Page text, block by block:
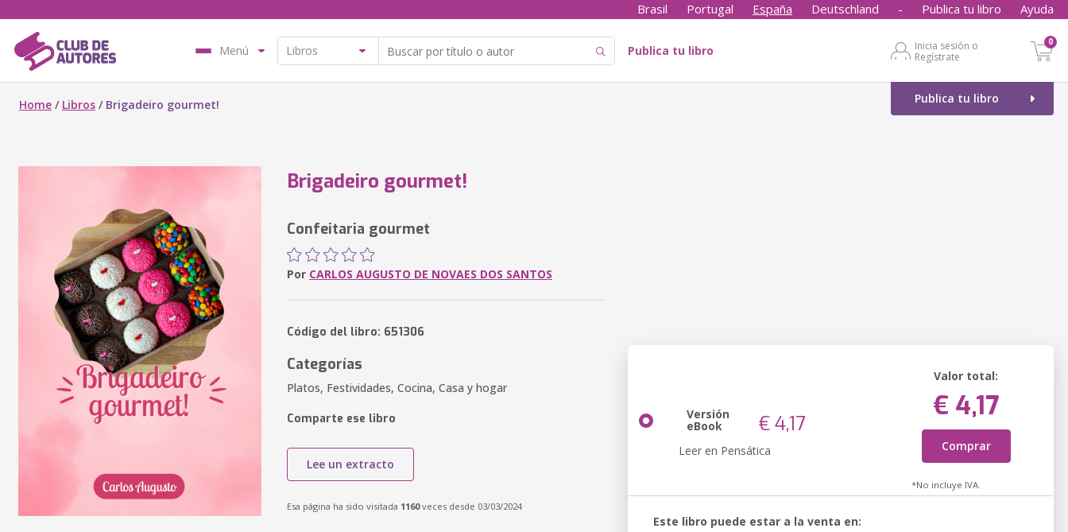
Brasil Portugal España Deutschland - Publica tu libro Ayuda
Menú Publica tu libro
Inicia sesión o
Regístrate
0
Publica tu libro
Home / Libros / Brigadeiro gourmet!
Brigadeiro gourmet!
Confeitaria gourmet
Por CARLOS AUGUSTO DE NOVAES DOS SANTOS
Código del libro: 651306
Categorías
Platos, Festividades, Cocina, Casa y hogar
Comparte ese libro
Lee un extracto
Esa página ha sido visitada 1160veces desde 03/03/2024
Versión
eBook € 4,17
Leer en Pensática
Valor total:
€ 4,17
Comprar
*No incluye IVA.
Este libro puede estar a la venta en: